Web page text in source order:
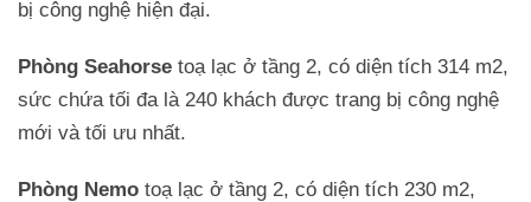
bị công nghệ hiện đại.
Phòng Seahorse toạ lạc ở tầng 2, có diện tích 314 m2,
sức chứa tối đa là 240 khách được trang bị công nghệ
mới và tối ưu nhất.
Phòng Nemo toạ lạc ở tầng 2, có diện tích 230 m2,